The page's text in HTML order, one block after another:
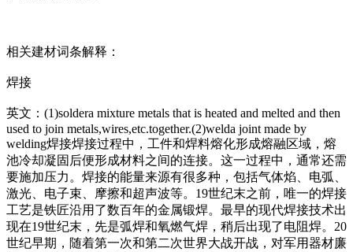
相关建材词条解释：
焊接
英文：(1)soldera mixture metals that is heated and melted and then
used to join metals,wires,etc.together.(2)welda joint made by
welding焊接焊接过程中，工件和焊料熔化形成熔融区域，熔
池冷却凝固后便形成材料之间的连接。这一过程中，通常还需
要施加压力。焊接的能量来源有很多种，包括气体焰、电弧、
激光、电子束、摩擦和超声波等。19世纪末之前，唯一的焊接
工艺是铁匠沿用了数百年的金属锻焊。最早的现代焊接技术出
现在19世纪末，先是弧焊和氧燃气焊，稍后出现了电阻焊。20
世纪早期，随着第一次和第二次世界大战开战，对军用器材廉